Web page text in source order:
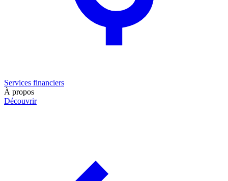
Services financiers
À propos
Découvrir